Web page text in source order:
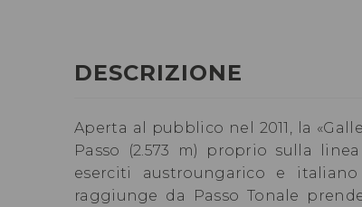
DESCRIZIONE
Aperta al pubblico nel 2011, la
Passo (2.573 m) proprio sulla
eserciti austroungarico e
raggiunge da Passo Tonale